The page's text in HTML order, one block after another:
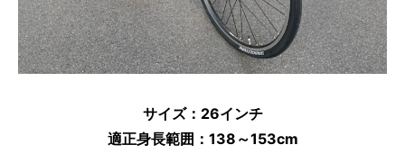
サイズ：26インチ
適正身長範囲：138～153cm